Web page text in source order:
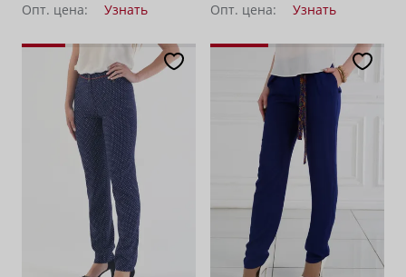
Опт. цена:
Узнать
Опт. цена:
Узнать